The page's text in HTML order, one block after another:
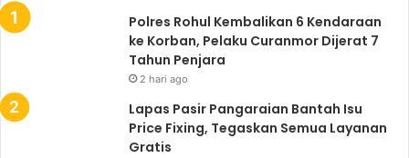
Polres Rohul Kembalikan 6 Kendaraan
ke Korban, Pelaku Curanmor Dijerat 7
Tahun Penjara
2 hari ago
Lapas Pasir Pangaraian Bantah Isu
Price Fixing, Tegaskan Semua Layanan
Gratis